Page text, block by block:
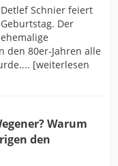
Detlef Schnier feiert
Geburtstag. Der
ehemalige
den 80er-Jahren alle
[weiterlesen
Warum
den